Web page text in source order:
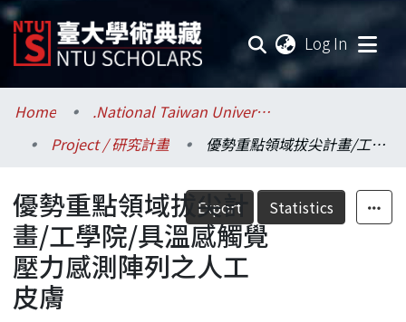
Log In
Communities & Collections
Research Outputs
Fundings & Projects
Researchers
Organizations
Home
.National Taiwan University / 國立臺灣大學
Project / 研究計畫
優勢重點領域拔尖計畫/工學院/具溫感觸覺壓力感測陣列之人工皮膚
Export Statistics
優勢重點領域拔尖計
畫/工學院/具溫感觸覺
壓力感測陣列之人工
皮膚